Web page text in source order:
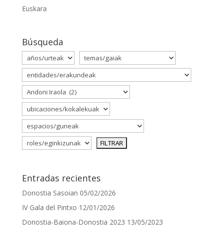
Euskara
Búsqueda
Entradas recientes
Donostia Sasoian 05/02/2026
IV Gala del Pintxo 12/01/2026
Donostia-Baiona-Donostia 2023 13/05/2023